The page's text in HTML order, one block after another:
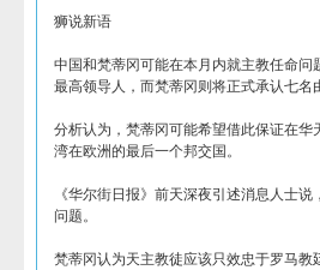
狮说新语
中国和梵蒂冈可能在本月内就主教任命
最高领导人，而梵蒂冈则将正式承认七
分析认为，梵蒂冈可能希望借此保证在
湾在欧洲的最后一个邦交国。
《华尔街日报》前天深夜引述消息人士
问题。
梵蒂冈认为天主教徒应该只效忠于罗马